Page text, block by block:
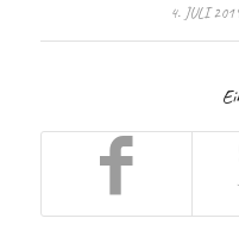
4. JULI
/